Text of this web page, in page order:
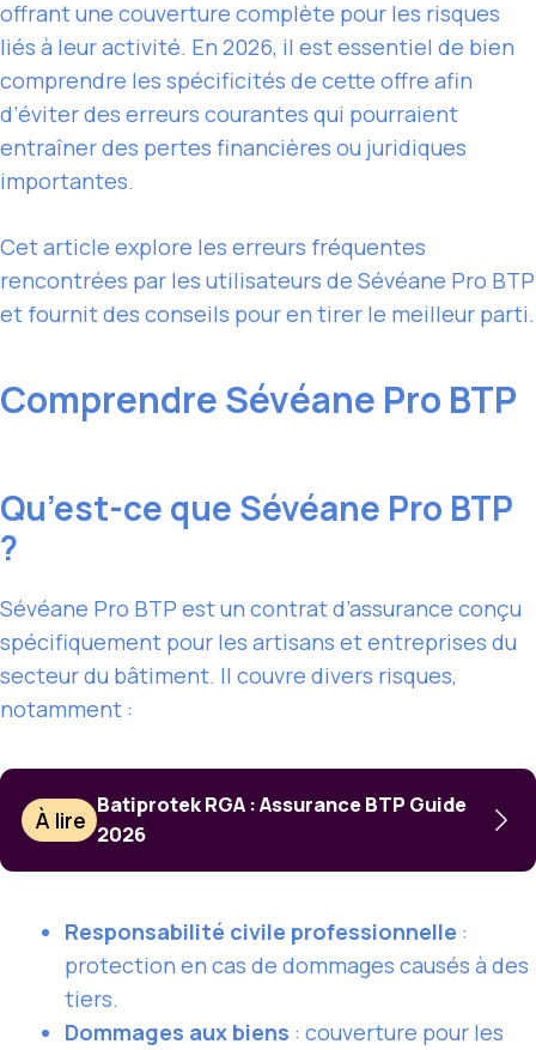
offrant une couverture complète pour les risques
liés à leur activité. En 2026, il est essentiel de bien
comprendre les spécificités de cette offre afin
d’éviter des erreurs courantes qui pourraient
entraîner des pertes financières ou juridiques
importantes.
Cet article explore les erreurs fréquentes
rencontrées par les utilisateurs de Sévéane Pro BTP
et fournit des conseils pour en tirer le meilleur parti.
Comprendre Sévéane Pro BTP
Qu’est-ce que Sévéane Pro BTP
?
Sévéane Pro BTP est un contrat d’assurance conçu
spécifiquement pour les artisans et entreprises du
secteur du bâtiment. Il couvre divers risques,
notamment :
À lire
Batiprotek RGA : Assurance BTP Guide
2026
Responsabilité civile professionnelle :
protection en cas de dommages causés à des
tiers.
Dommages aux biens : couverture pour les